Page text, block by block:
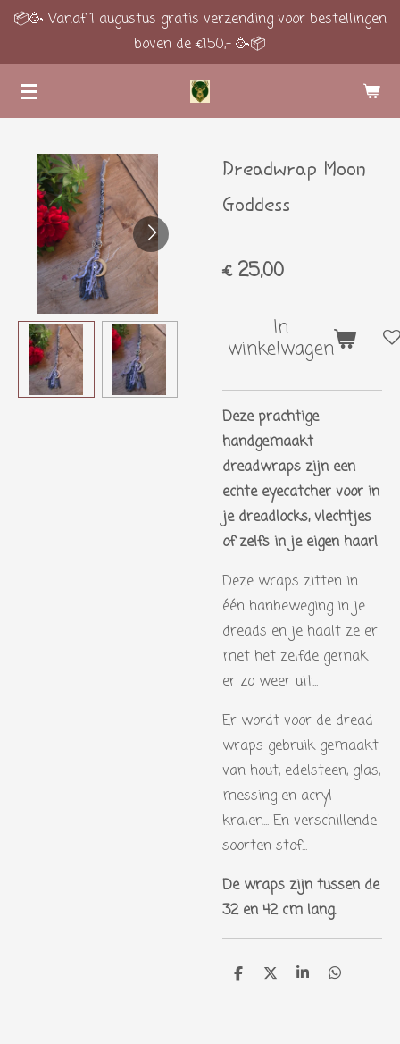
Ga
de
hoofdinhoud
📦🥳 Vanaf 1 augustus gratis verzending voor bestellingen
boven de €150,- 🥳📦
Dreadwrap Moon
Goddess
€ 25,00
In
winkelwagen
Deze prachtige
handgemaakt
dreadwraps zijn een
echte eyecatcher voor in
je dreadlocks, vlechtjes
of zelfs in je eigen haar!
Deze wraps zitten in
één hanbeweging in je
dreads en je haalt ze er
met het zelfde gemak
er zo weer uit...
Er wordt voor de dread
wraps gebruik gemaakt
van hout, edelsteen, glas,
messing en acryl
kralen... En verschillende
soorten stof...
De wraps zijn tussen de
32 en 42 cm lang.
D D S D